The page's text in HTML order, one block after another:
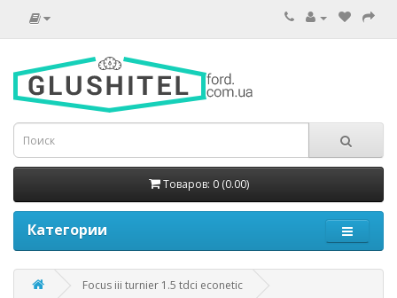
Товаров: 0 (0.00)
Категории
Focus iii turnier 1.5 tdci econetic